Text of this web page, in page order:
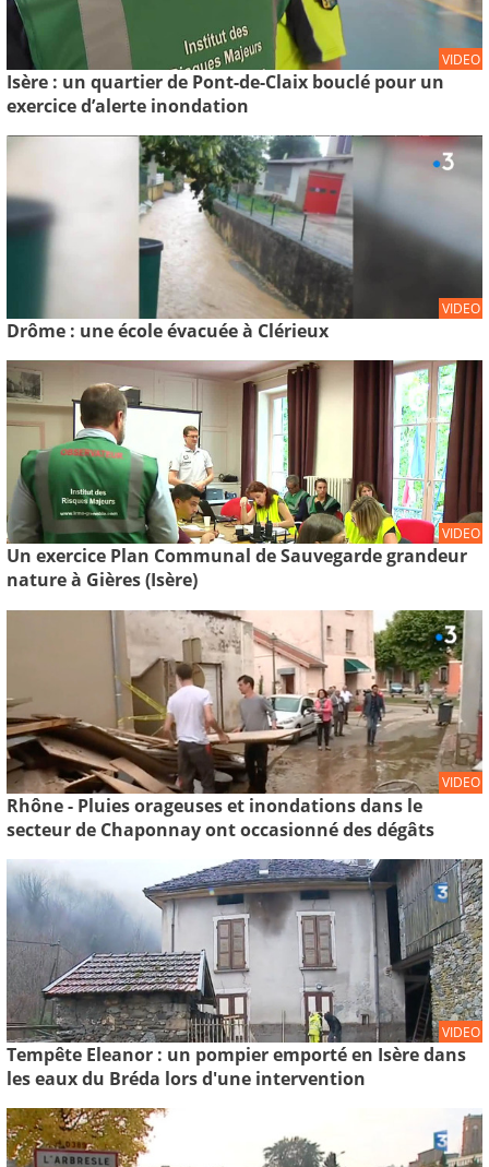
VIDEO
Isère : un quartier de Pont-de-Claix bouclé pour un
exercice d’alerte inondation
VIDEO
Drôme : une école évacuée à Clérieux
VIDEO
Un exercice Plan Communal de Sauvegarde grandeur
nature à Gières (Isère)
VIDEO
Rhône - Pluies orageuses et inondations dans le
secteur de Chaponnay ont occasionné des dégâts
VIDEO
Tempête Eleanor : un pompier emporté en Isère dans
les eaux du Bréda lors d'une intervention